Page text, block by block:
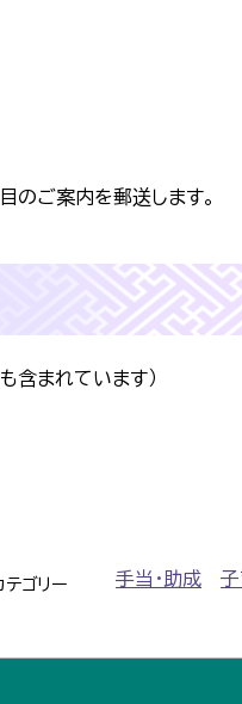
ご案内を郵送します。
申請書にも含まれていま
テゴリー 手当・助成